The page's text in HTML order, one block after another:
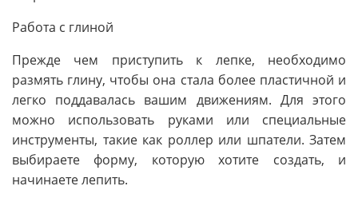
Работа с глиной
Прежде чем приступить к лепке, необходимо
размять глину, чтобы она стала более пластичной и
легко поддавалась вашим движениям. Для этого
можно использовать руками или специальные
инструменты, такие как роллер или шпатели. Затем
выбираете форму, которую хотите создать, и
начинаете лепить.